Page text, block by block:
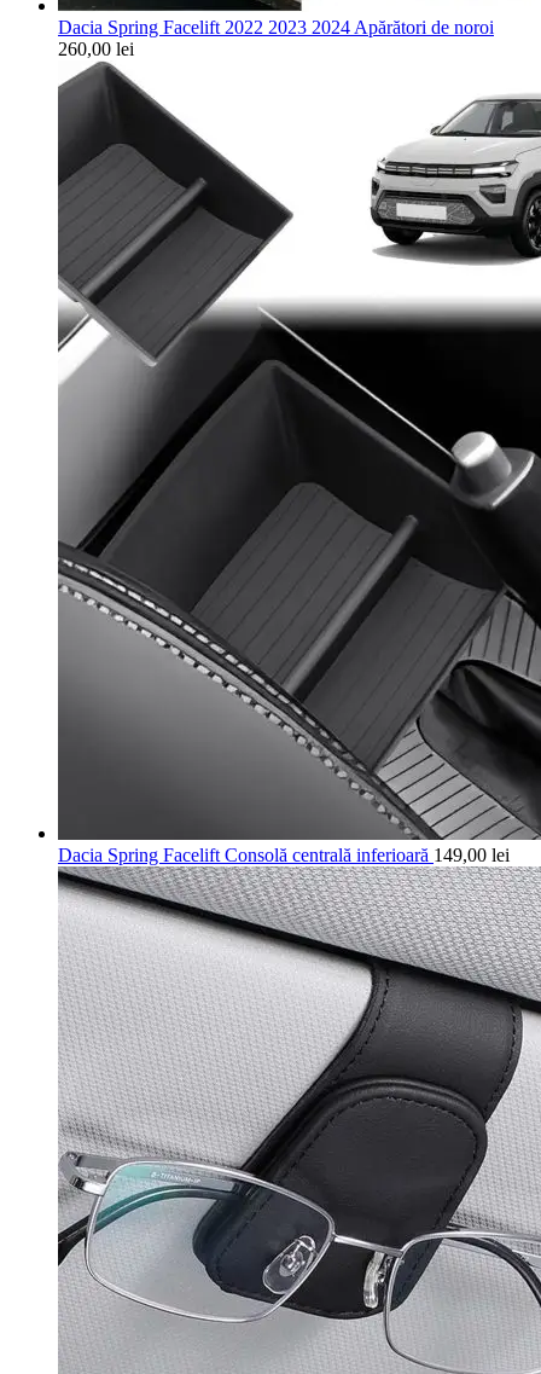
Dacia Spring Facelift 2022 2023 2024 Apărători de noroi
260,00 lei
Dacia Spring Facelift Consolă centrală inferioară 149,00 lei